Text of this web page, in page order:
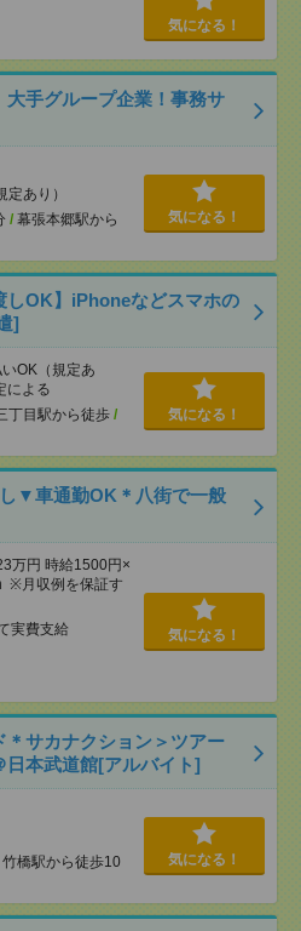
気になる！
大手グループ企業！事務サ
あり）
/ 幕張本郷駅から
気になる！
しOK】iPhoneなどスマホの
]
OK（規定あ
よる
丁目駅から徒歩 /
気になる！
▼車通勤OK＊八街で一般
万円 時給1500円×
※月収例を保証す
実費支給
気になる！
＊サカナクション＞ツアー
本武道館[アルバイト]
竹橋駅から徒歩10
気になる！